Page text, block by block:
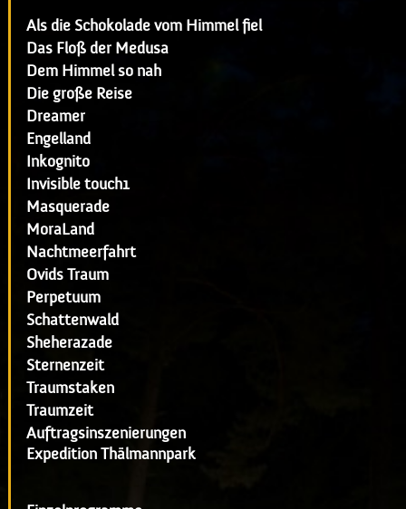
Als die Schokolade vom Himmel fiel
Das Floß der Medusa
Dem Himmel so nah
Die große Reise
Dreamer
Engelland
Inkognito
Invisible touch1
Masquerade
MoraLand
Nachtmeerfahrt
Ovids Traum
Perpetuum
Schattenwald
Sheherazade
Sternenzeit
Traumstaken
Traumzeit
Auftragsinszenierungen
Expedition Thälmannpark